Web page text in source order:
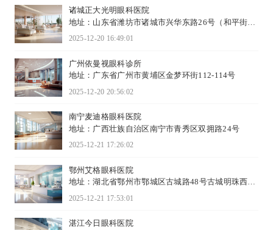
诸城正大光明眼科医院
地址：山东省潍坊市诸城市兴华东路26号（和平街南
2025-12-20 16:49:01
广州依曼视眼科诊所
地址：广东省广州市黄埔区金梦环街112-114号
2025-12-20 20:56:02
南宁麦迪格眼科医院
地址：广西壮族自治区南宁市青秀区双拥路24号
2025-12-21 17:26:02
鄂州艾格眼科医院
地址：湖北省鄂州市鄂城区古城路48号古城明珠西栋
2025-12-21 17:53:01
湛江今日眼科医院